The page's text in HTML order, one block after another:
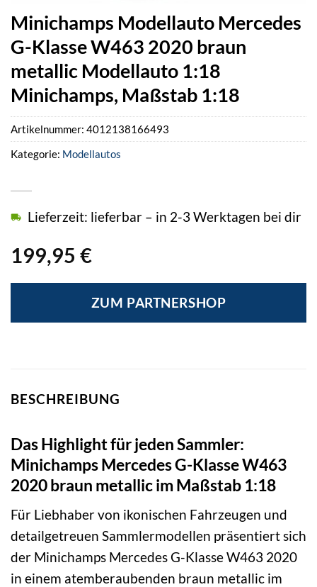
Minichamps Modellauto Mercedes
G-Klasse W463 2020 braun
metallic Modellauto 1:18
Minichamps, Maßstab 1:18
199,95 €
Lieferzeit: lieferbar – in 2-3 Werktagen bei dir
ZUM PARTNERSHOP
Artikelnummer: 4012138166493
Kategorie: Modellautos
BESCHREIBUNG
Das Highlight für jeden Sammler:
Minichamps Mercedes G-Klasse W463
2020 braun metallic im Maßstab 1:18
Für Liebhaber von ikonischen Fahrzeugen und
detailgetreuen Sammlermodellen präsentiert sich
der Minichamps Mercedes G-Klasse W463 2020
in einem atemberaubenden braun metallic im